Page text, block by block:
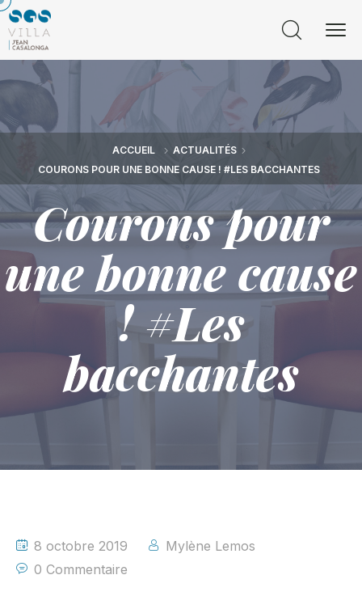
ACCUEIL
ACTUALITÉS
COURONS POUR UNE BONNE CAUSE ! #LES BACCHANTES
Courons pour
une bonne cause
! #Les
bacchantes
8 octobre 2019
Mylène Lemos
0 Commentaire